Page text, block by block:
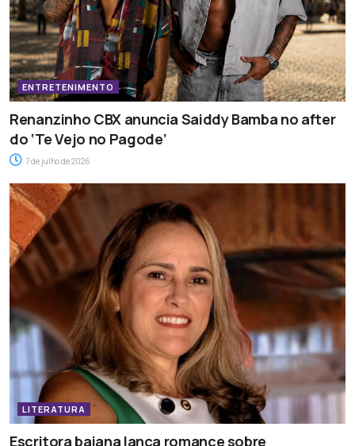
ENTRETENIMENTO
Renanzinho CBX anuncia Saiddy Bamba no after
do ‘Te Vejo no Pagode’
7 de julho de 2026
LITERATURA
Escritora baiana lança romance sobre